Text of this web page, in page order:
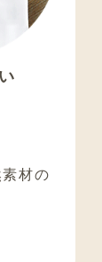
材の